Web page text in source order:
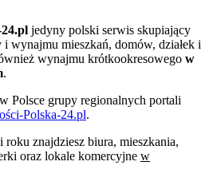
jedyny polski serwis skupiający
wynajmu mieszkań, domów, działek i
wynajmu krótkookresowego w
.
Polsce grupy regionalnych portali
Polska-24.pl.
roku znajdziesz biura, mieszkania,
oraz lokale komercyjne w